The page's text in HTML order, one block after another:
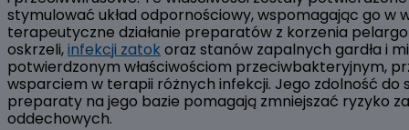
stymulować układ odpornościowy, wspomagając go w
terapeutyczne działanie preparatów z korzenia
oskrzeli,infekcji zatok oraz stanów zapalnych gardła i
potwierdzonym właściwościom przeciwbakteryjnym,
wsparciem w terapii różnych infekcji. Jego zdolność do
preparaty na jego bazie pomagają zmniejszać ryzyko
oddechowych.